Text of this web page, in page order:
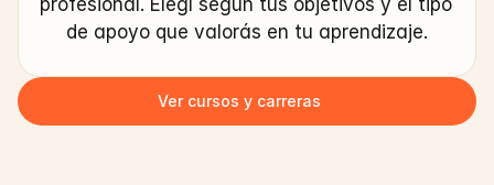
profesional. Elegí según tus objetivos y el tipo
de apoyo que valorás en tu aprendizaje.
Ver cursos y carreras